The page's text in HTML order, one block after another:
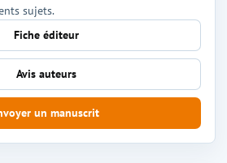
sujets.
Fiche éditeur
Avis auteurs
un manuscrit